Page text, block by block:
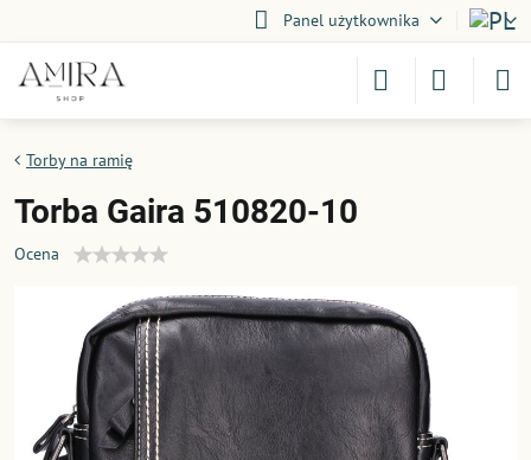
Panel użytkownika
Torby na ramię
Torba Gaira 510820-10
Ocena